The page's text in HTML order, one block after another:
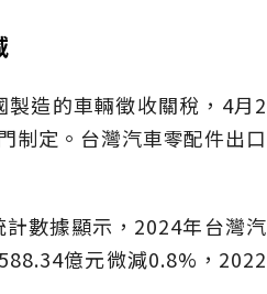
造的車輛徵收關稅，4月2
制定。台灣汽車零配件出口
數據顯示，2024年台灣汽
億元微減0.8%，2022